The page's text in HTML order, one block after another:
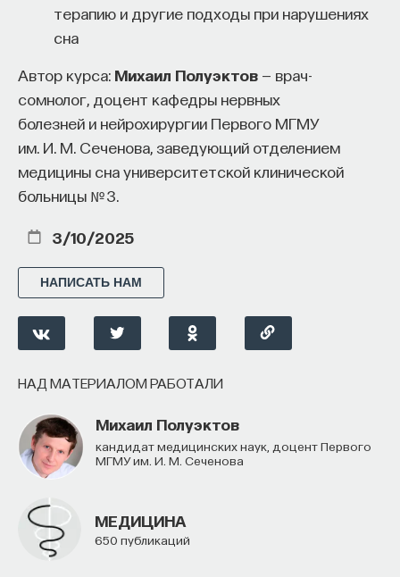
терапию и другие подходы при нарушениях
сна
Автор курса: Михаил Полуэктов — врач-
сомнолог, доцент кафедры нервных
болезней и нейрохирургии Первого МГМУ
им. И. М. Сеченова, заведующий отделением
медицины сна университетской клинической
больницы № 3.
3/10/2025
НАПИСАТЬ НАМ
НАД МАТЕРИАЛОМ РАБОТАЛИ
Михаил Полуэктов
кандидат медицинских наук, доцент Первого
МГМУ им. И. М. Сеченова
МЕДИЦИНА
650 публикаций